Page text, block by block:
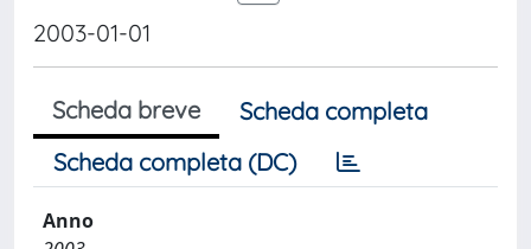
2003-01-01
Scheda breve
Scheda completa
Scheda completa (DC)
Anno